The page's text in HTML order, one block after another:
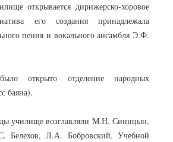
открывается дирижерско-хоровое
его создания принадлежала
пения и вокального ансамбля Э.Ф.
открыто отделение народных
баяна).
училище возглавляли М.Н. Синицын,
Белехов, Л.А. Бобровский. Учебной